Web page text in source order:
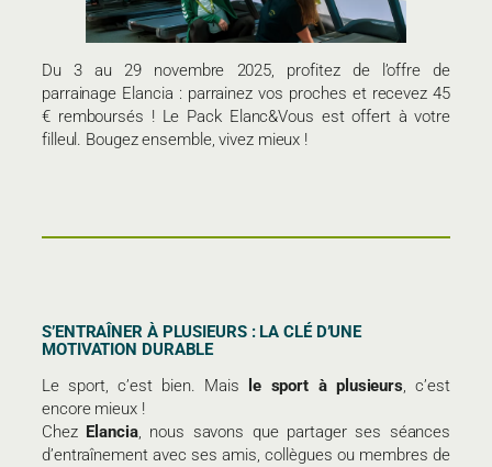
Du 3 au 29 novembre 2025, profitez de l’offre de
parrainage Elancia : parrainez vos proches et recevez 45
€ remboursés ! Le Pack Elanc&Vous est offert à votre
filleul. Bougez ensemble, vivez mieux !
S’ENTRAÎNER À PLUSIEURS : LA CLÉ D’UNE
MOTIVATION DURABLE
Le sport, c’est bien. Mais
le sport à plusieurs, c’est
encore mieux !
Chez Elancia, nous savons que partager ses séances
d’entraînement avec ses amis, collègues ou membres de